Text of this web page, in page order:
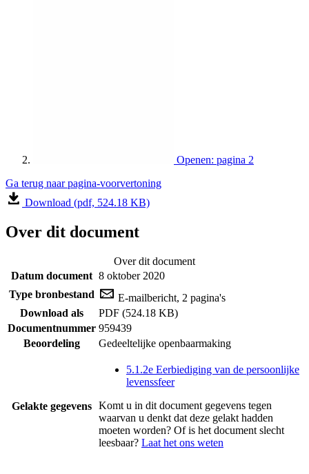
Openen: pagina 2
Ga terug naar pagina-voorvertoning
Download (pdf, 524.18 KB)
Over dit document
Over dit document
Datum document 8 oktober 2020
Type bronbestand
E-mailbericht, 2 pagina's
Download als
PDF (524.18 KB)
Documentnummer 959439
Beoordeling
Gedeeltelijke openbaarmaking
Gelakte gegevens
5.1.2e Eerbiediging van de persoonlijke
levenssfeer
Komt u in dit document gegevens tegen
waarvan u denkt dat deze gelakt hadden
moeten worden? Of is het document slecht
leesbaar? Laat het ons weten